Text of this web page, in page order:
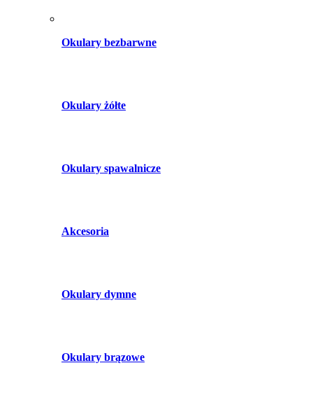
Okulary bezbarwne
Okulary żółte
Okulary spawalnicze
Akcesoria
Okulary dymne
Okulary brązowe